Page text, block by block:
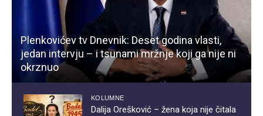
Plenkovićev tv Dnevnik: Deset godina vlasti,
jedan intervju – i tsunami mržnje koji ga nije ni
okrznuo
KOLUMNE
Dalija Orešković – žena koja nije čitala